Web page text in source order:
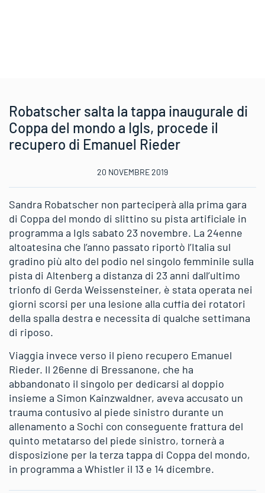
Robatscher salta la tappa inaugurale di
Coppa del mondo a Igls, procede il
recupero di Emanuel Rieder
20 NOVEMBRE 2019
Sandra Robatscher non parteciperà alla prima gara
di Coppa del mondo di slittino su pista artificiale in
programma a Igls sabato 23 novembre. La 24enne
altoatesina che l’anno passato riportò l’Italia sul
gradino più alto del podio nel singolo femminile sulla
pista di Altenberg a distanza di 23 anni dall’ultimo
trionfo di Gerda Weissensteiner, è stata operata nei
giorni scorsi per una lesione alla cuffia dei rotatori
della spalla destra e necessita di qualche settimana
di riposo.
Viaggia invece verso il pieno recupero Emanuel
Rieder. Il 26enne di Bressanone, che ha
abbandonato il singolo per dedicarsi al doppio
insieme a Simon Kainzwaldner, aveva accusato un
trauma contusivo al piede sinistro durante un
allenamento a Sochi con conseguente frattura del
quinto metatarso del piede sinistro, tornerà a
disposizione per la terza tappa di Coppa del mondo,
in programma a Whistler il 13 e 14 dicembre.